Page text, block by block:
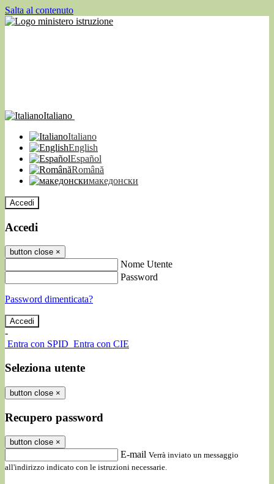
Salta al contenuto
Italiano
Italiano
English
Español
Română
македонски
Accedi
Accedi
button close ×
Nome Utente
Password
Password dimenticata?
-
Entra con SPID Entra con CIE
Seleziona utente
button close ×
Recupero password
button close ×
E-mail Verrà inviato un messaggio
all'indirizzo indicato con le istruzioni necessarie.